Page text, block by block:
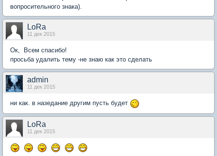
вопросительного знака).
LoRa
11 дек 2015
Ок, Всем спасибо!
просьба удалить тему -не знаю как это сделать
admin
11 дек 2015
ни как. в назедание другим пусть будет
LoRa
11 дек 2015